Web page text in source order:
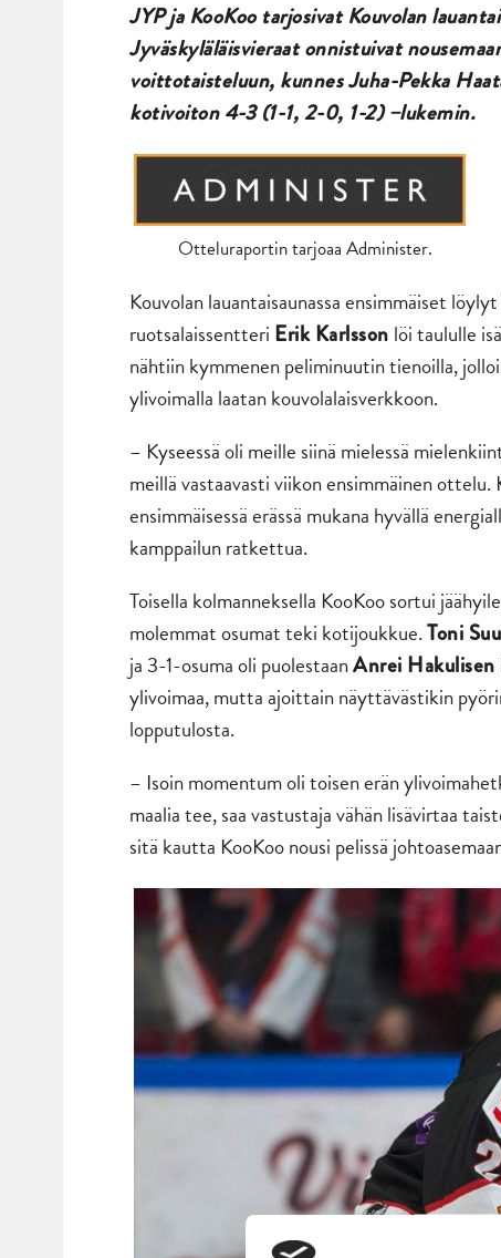
JYP ja KooKoo tarjosivat Kouvolan
Jyväskyläläisvieraat onnistuivat
voittotaisteluun, kunnes Juha-Pekka
kotivoiton 4-3 (1-1, 2-0, 1-2) –lukemin.
Otteluraportin tarjoaa Administer.
Kouvolan lauantaisaunassa ensimmäiset
ruotsalaissentteri Erik Karlsson löi taululle
nähtiin kymmenen peliminuutin tienoilla,
ylivoimalla laatan kouvolalaisverkkoon.
– Kyseessä oli meille siinä mielessä
meillä vastaavasti viikon ensimmäinen
ensimmäisessä erässä mukana hyvällä
kamppailun ratkettua.
Toisella kolmanneksella KooKoo sortui
molemmat osumat teki kotijoukkue.Toni
ja 3-1-osuma oli puolestaanAnrei Hakulisen
ylivoimaa, mutta ajoittain näyttävästikin
lopputulosta.
– Isoin momentum oli toisen erän
maalia tee, saa vastustaja vähän lisävirtaa
sitä kautta KooKoo nousi pelissä